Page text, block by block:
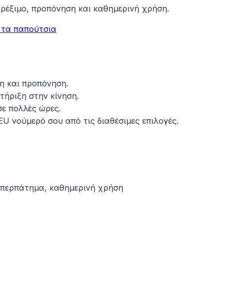
προπόνηση και καθημερινή χρήση.
παπούτσια
και προπόνηση.
στην κίνηση.
πολλές ώρες.
νούμερό σου από τις διαθέσιμες επιλογές.
καθημερινή χρήση